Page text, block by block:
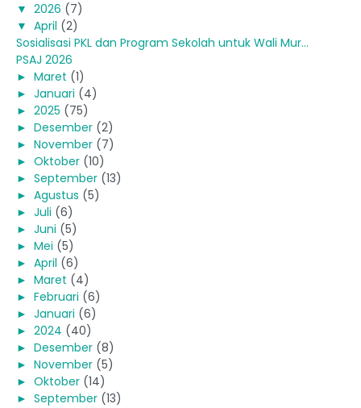
▼ 2026 (7)
▼ April (2)
Sosialisasi PKL dan Program Sekolah untuk Wali Mur...
PSAJ 2026
► Maret (1)
► Januari (4)
► 2025 (75)
► Desember (2)
► November (7)
► Oktober (10)
► September (13)
► Agustus (5)
► Juli (6)
► Juni (5)
► Mei (5)
► April (6)
► Maret (4)
► Februari (6)
► Januari (6)
► 2024 (40)
► Desember (8)
► November (5)
► Oktober (14)
► September (13)